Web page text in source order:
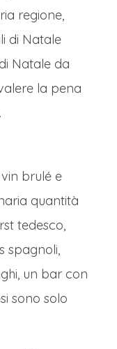
regione,
di Natale
Natale da
la pena
brulé e
quantità
tedesco,
spagnoli,
un bar con
sono solo